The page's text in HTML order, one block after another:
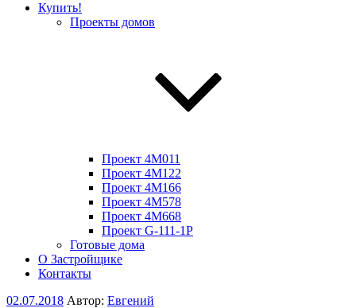
Купить!
Проекты домов
Проект 4M011
Проект 4M122
Проект 4M166
Проект 4M578
Проект 4M668
Проект G-111-1P
Готовые дома
О Застройщике
Контакты
Опубликовано
02.07.2018 Автор: Евгений